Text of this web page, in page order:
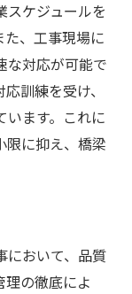
スケジュールを
、工事現場に
な対応が可能で
訓練を受け、
います。これに
限に抑え、橋梁
において、品質
の徹底によ